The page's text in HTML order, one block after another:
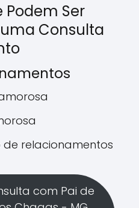
Podem Ser
Consulta
de relacionamentos
com Pai de